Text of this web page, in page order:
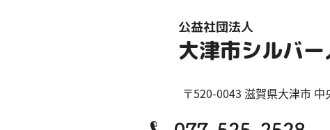
〒520-0043 滋賀県大津市 中